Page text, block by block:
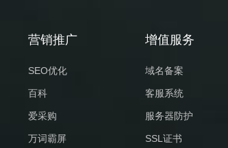
营销推广
SEO优化
百科
爱采购
万词霸屏
增值服务
域名备案
客服系统
服务器防护
SSL证书